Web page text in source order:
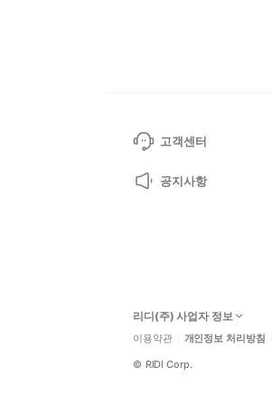
고객센터
공지사항
리디(주) 사업자 정보
이용약관 개인정보 처리방침
© RIDI Corp.